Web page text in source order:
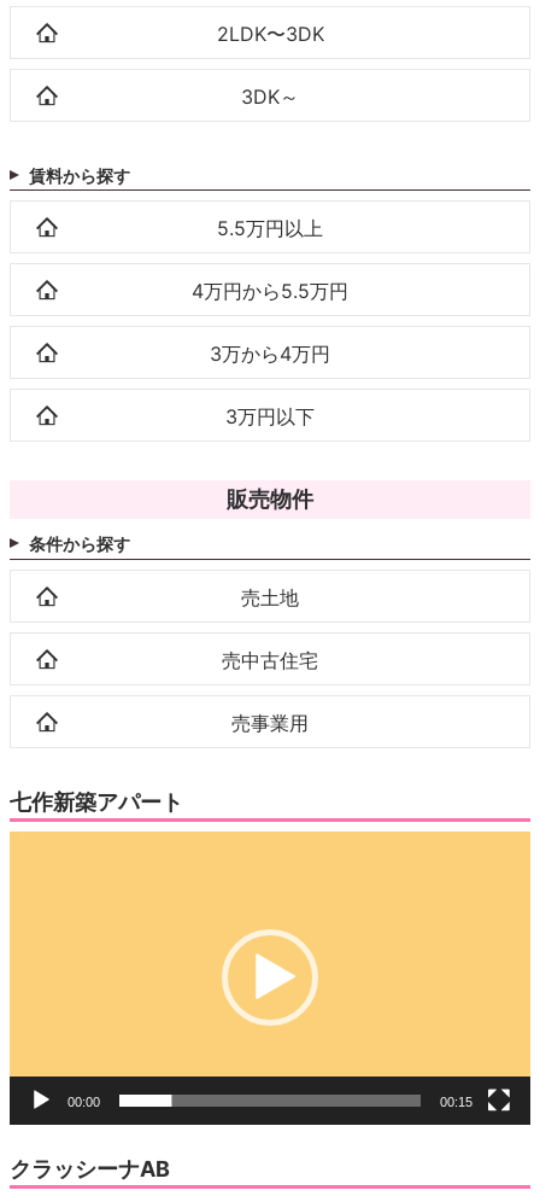
2LDK〜3DK
3DK～
賃料から探す
5.5万円以上
4万円から5.5万円
3万から4万円
3万円以下
販売物件
条件から探す
売土地
売中古住宅
売事業用
七作新築アパート
00:00 00:15
クラッシーナAB